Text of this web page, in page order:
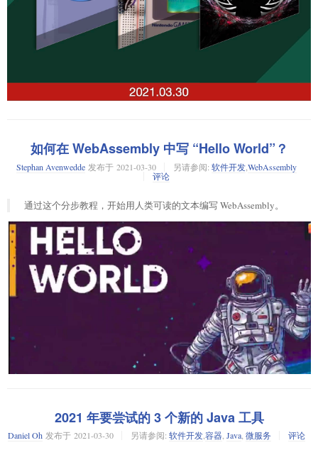
报告称双重勒索攻击造成“前所未有的”损害
双重勒索攻击，指在加密文件的同时窃取文件然后威胁泄露文件进行二次
勒索。据英国 RUSI 和 BAE 公司发表报告称，双重勒索攻击在 2020 年造
成“前所未有的”损害，去年 6 月至 10 月间，在勒索软件博客上报告的新受
害者增加 200%。2020 年，采用双重勒索手段的 16 种勒索软件的攻击者共
进行了 1200 次攻击，受害者分布于 63 个国家。英国遭受“双重勒索”攻击
的数量位居世界第二，仅次于美国。
面对勒索软件攻击，企业愿意为防御勒索软件付出的精力和成本，取决于
它可能遭受的损失程度和概率。这和对付病毒和垃圾邮件一样。
num_arr = [random.randint(100, 10000) for _ in
调用堆栈报告显示，耗时约 140ms，大部分时间花在 get_prime_arr
这只是在数组中的元素上一遍又一遍地执行 is_prime 函数。
这是你所期望的，而且它并不有趣（如果你了解 VizTracer 的话）。
num_arr = [random.randint(100, 10000) for i in
    thread1 = Thread(target=get_prime_arr, args=(num_arr,))
你只需使用一些读写文件的基本函数，就可以用 C 语言来自己实现
命
一次读写一个字符
int fgetc(FILE *stream);
编写 cp 命令需要访问文件。在 C 语言中，你使用 fopen 函数打开一个
件读取（
r ）或向文件写入（ w ）。打开文件的方式也有其他选项，但是
对于本教程而言，仅关注于读写操作。
因此，将一个文件复制到另一个文件就变成了打开源文件和目标文件，接
着，不断从第一个文件读取字符，然后将该字符写入第二个文件。
fgetc
函数返回从输入文件中读取的单个字符，或者当文件完成后返回文件结束
EOF
，你就完成了复制操作，就可以关闭两个
  do {
    if (ch != EOF) {
你可以使用此循环编写自己的 cp 程序，以使用 fgetc 和 fputc
函数一
一位黑客因为买不到显卡挖矿，于是决定
自己的 Game Boy 掌机来挖
矿。Game Boy 只有 4.19 MHz 主频的 CPU，8KB 视频缓存，而且不支持联
网。于是黑客通过树莓派 Pico 微控制器将 Game Boy 与计算机连到了一
起。他在 PC 端下载了完整的比特币节点，为 Game Boy 打造了一个定制的
最终得到结果是 Game Boy 约有每秒 0.8 的哈希算力。作为对比，专用的
ASIC 矿机，哈希算力约为每秒 125 万亿。大约需要数百万年时间，Game
如何在 WebAssembly 中写 “Hello World”？
Stephan Avenwedde发布于 2021-03-30 另请参阅: 软件开发,WebAssembly
评论
通过这个分步教程，开始用人类可读的文本编写 WebAssembly。
WebAssembly 是一种字节码格式，几乎所有的浏览器
都可以将它编译成其
宿主操作系统的机器代码。除了 JavaScript 和 WebGL 之外，WebAssembly
还满足了将应用移植到浏览器中以实现平台独立的需求。作为 C++ 和 Rust
2021 年要尝试的 3 个新的 Java 工具
Daniel Oh发布于 2021-03-30 另请参阅: 软件开发,容器, Java, 微服务 评论